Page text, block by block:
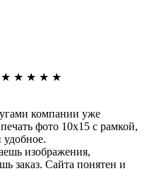
★ ★ ★ ★ ★
компании уже
фото 10х15 с рамкой,
изображения,
заказ. Сайта понятен и